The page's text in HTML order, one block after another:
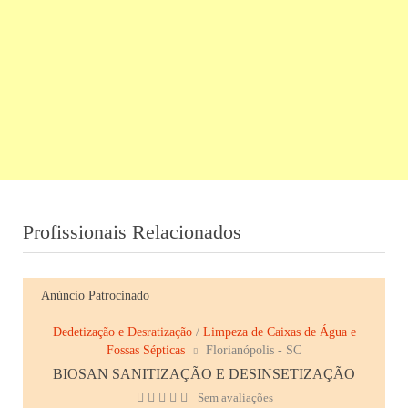
Profissionais Relacionados
Anúncio Patrocinado
Dedetização e Desratização/ Limpeza de Caixas de Água e
Fossas Sépticas
Florianópolis - SC
BIOSAN SANITIZAÇÃO E DESINSETIZAÇÃO
Sem avaliações